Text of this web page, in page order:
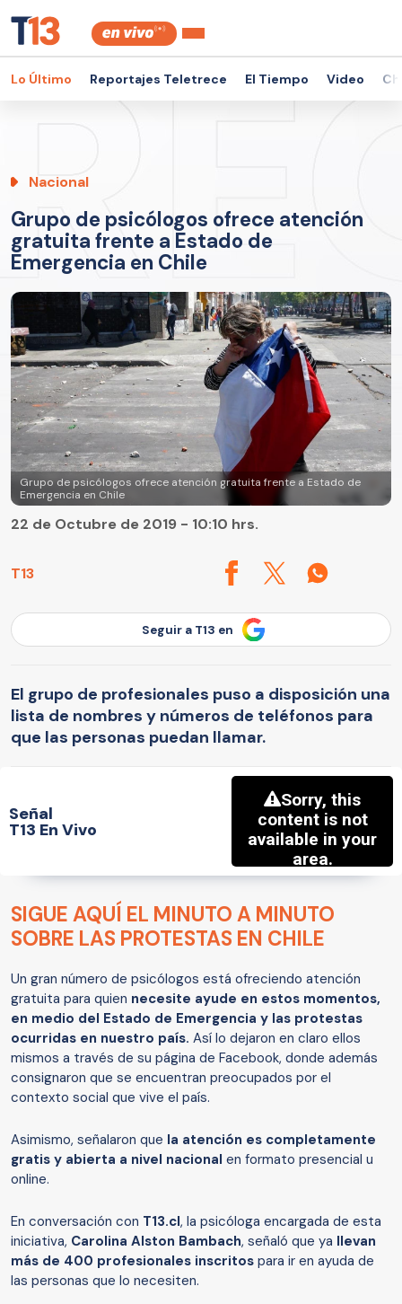
Lo Último Reportajes Teletrece El Tiempo Video
Nacional
Grupo de psicólogos ofrece atención
gratuita frente a Estado de
Emergencia en Chile
Grupo de psicólogos ofrece atención gratuita frente a Estado de
Emergencia en Chile
T13
22 de Octubre de 2019 - 10:10 hrs.
Seguir a T13 en
El grupo de profesionales puso a disposición una
lista de nombres y números de teléfonos para
que las personas puedan llamar.
Señal
T13 En Vivo
SIGUE AQUÍ EL MINUTO A MINUTO
SOBRE LAS PROTESTAS EN CHILE
Un gran número de psicólogos está ofreciendo atención
gratuita para quien necesite ayude en estos momentos,
en medio del Estado de Emergencia y las protestas
ocurridas en nuestro país. Así lo dejaron en claro ellos
mismos a través de su página de Facebook, donde además
consignaron que se encuentran preocupados por el
contexto social que vive el país.
Asimismo, señalaron que la atención es completamente
gratis y abierta a nivel nacional en formato presencial u
online.
En conversación con T13.cl, la psicóloga encargada de esta
iniciativa, Carolina Alston Bambach, señaló que ya llevan
más de 400 profesionales inscritos para ir en ayuda de
las personas que lo necesiten.